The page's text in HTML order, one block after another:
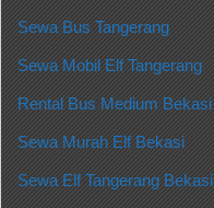
Sewa Bus Tangerang
Sewa Mobil Elf Tangerang
Rental Bus Medium Bekasi
Sewa Murah Elf Bekasi
Sewa Elf Tangerang Bekasi